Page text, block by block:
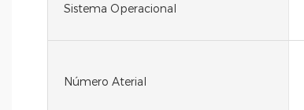
Sistema Operacional
Número Aterial